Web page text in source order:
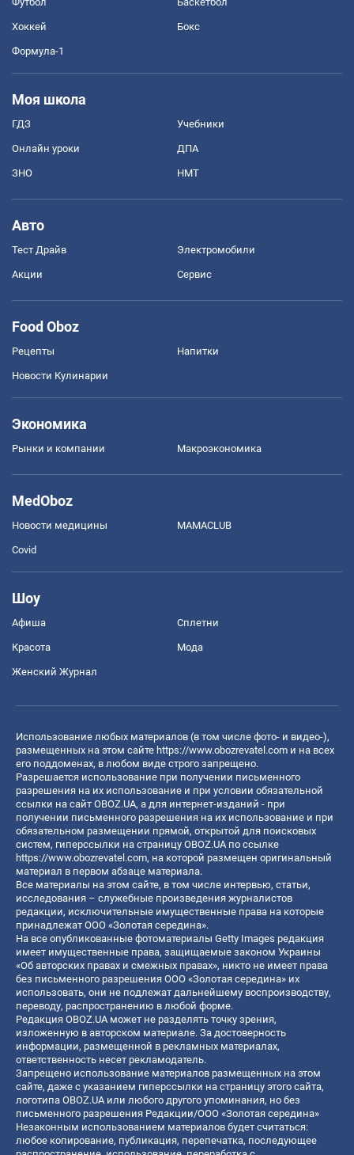
Хоккей Бокс
Формула-1
Моя школа
ГДЗ Учебники
Онлайн уроки ДПА
ЗНО НМТ
Авто
Тест Драйв Электромобили
Акции Сервис
Food Oboz
Рецепты Напитки
Новости Кулинарии
Экономика
Рынки и компании Mакроэкономика
MedOboz
Новости медицины MAMACLUB
Covid
Шоу
Афиша Сплетни
Красота Мода
Женский Журнал
Использование любых материалов (в том числе фото- и видео-),
размещенных на этом сайте https://www.obozrevatel.com и на всех
его поддоменах, в любом виде строго запрещено.
Разрешается использование при получении письменного
разрешения на их использование и при условии обязательной
ссылки на сайт OBOZ.UA, а для интернет-изданий - при
получении письменного разрешения на их использование и при
обязательном размещении прямой, открытой для поисковых
систем, гиперссылки на страницу OBOZ.UA по ссылке
https://www.obozrevatel.com, на которой размещен оригинальный
материал в первом абзаце материала.
Все материалы на этом сайте, в том числе интервью, статьи,
исследования – служебные произведения журналистов
редакции, исключительные имущественные права на которые
принадлежат ООО «Золотая середина».
На все опубликованные фотоматериалы Getty Images редакция
имеет имущественные права, защищаемые законом Украины
«Об авторских правах и смежных правах», никто не имеет права
без письменного разрешения ООО «Золотая середина» их
использовать, они не подлежат дальнейшему воспроизводству,
переводу, распространению в любой форме.
Редакция OBOZ.UA может не разделять точку зрения,
изложенную в авторском материале. За достоверность
информации, размещенной в рекламных материалах,
ответственность несет рекламодатель.
Запрещено использование материалов размещенных на этом
сайте, даже с указанием гиперссылки на страницу этого сайта,
логотипа OBOZ.UA или любого другого упоминания, но без
письменного разрешения Редакции/ООО «Золотая середина»
Незаконным использованием материалов будет считаться:
любое копирование, публикация, перепечатка, последующее